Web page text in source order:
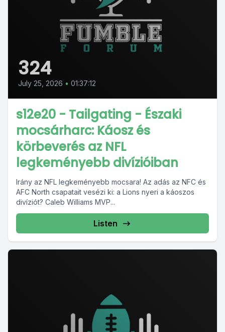
324
July 25, 2026 • 01:37:12
s12e20 - Tailgating - Északi
mocsárharc: Káosz és
körbeverés az NFL
legkeményebb divízióiban
Irány az NFL legkeményebb mocsara! Az adás az NFC és
AFC North csapatait vesézi ki: a Lions nyeri a káoszos
divíziót? Caleb Williams MVP...
Listen